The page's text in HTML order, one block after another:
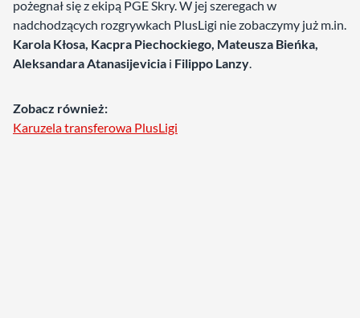
pożegnał się z ekipą PGE Skry. W jej szeregach w
nadchodzących rozgrywkach PlusLigi nie zobaczymy już m.in.
Karola Kłosa, Kacpra Piechockiego, Mateusza Bieńka,
Aleksandara Atanasijevicia i Filippo Lanzy.
Zobacz również:
Karuzela transferowa PlusLigi